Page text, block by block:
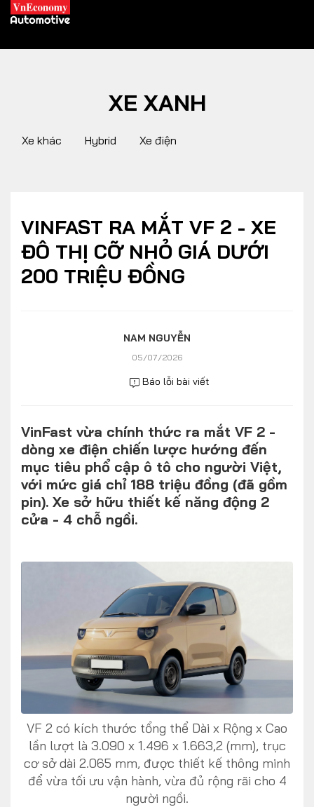
XE XANH
Xe điện
THỊ TRƯỜNG XE DOANH NGHIỆP
Infographics
Album ảnh
Video
TRA CỨU XE
HÃNG XE MODEL
FOLLOW US
Facebook Youtube
XE XANH
Xe khác Hybrid Xe điện
VINFAST RA MẮT VF 2 - XE
ĐÔ THỊ CỠ NHỎ GIÁ DƯỚI
200 TRIỆU ĐỒNG
NAM NGUYỄN
05/07/2026
Báo lỗi bài viết
VinFast vừa chính thức ra mắt VF 2 -
dòng xe điện chiến lược hướng đến
mục tiêu phổ cập ô tô cho người Việt,
với mức giá chỉ 188 triệu đồng (đã gồm
pin). Xe sở hữu thiết kế năng động 2
cửa - 4 chỗ ngồi.
VF 2 có kích thước tổng thể Dài x Rộng x Cao
lần lượt là 3.090 x 1.496 x 1.663,2 (mm), trục
cơ sở dài 2.065 mm, được thiết kế thông minh
để vừa tối ưu vận hành, vừa đủ rộng rãi cho 4
người ngồi.